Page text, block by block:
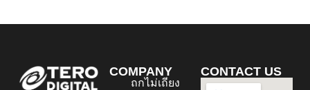
COMPANY
ถกไม่เถียง
CONTACT US